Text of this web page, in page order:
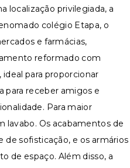
localização privilegiada, a
colégio Etapa, o
e farmácias,
reformado com
para proporcionar
para receber amigos e
Para maior
lavabo. Os acabamentos de
sofisticação, e os armários
de espaço. Além disso, a